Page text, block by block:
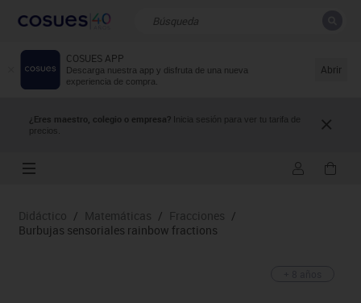
COSUES APP
Descarga nuestra app y disfruta de una nueva
experiencia de compra.
Abrir
¿Eres maestro, colegio o empresa? Inicia sesión para ver tu tarifa de
precios.
Resultados de la búsqueda
Didáctico / Matemáticas / Fracciones /
Burbujas sensoriales rainbow fractions